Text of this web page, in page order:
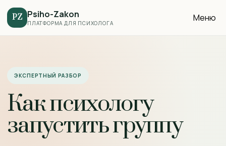
PZ Psiho-Zakon
ПЛАТФОРМА ДЛЯ ПСИХОЛОГА Меню
ЭКСПЕРТНЫЙ РАЗБОР
Как психологу
запустить группу